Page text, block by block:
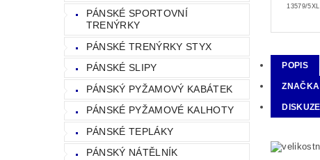
PÁNSKÉ SPORTOVNÍ
TRENÝRKY
PÁNSKÉ TRENÝRKY STYX
PÁNSKÉ SLIPY
PÁNSKÝ PYŽAMOVÝ KABÁTEK
PÁNSKÉ PYŽAMOVÉ KALHOTY
PÁNSKÉ TEPLÁKY
PÁNSKÝ NÁTĚLNÍK
13579/5XL
POPIS
ZNAČKA
DISKUZE